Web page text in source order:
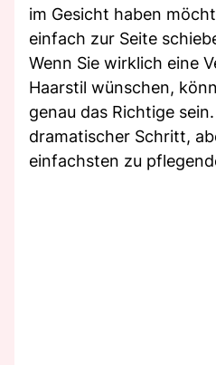
im Gesicht haben
einfach zur Seite
Wenn Sie wirklich eine
Haarstil wünschen,
genau das Richtige
dramatischer Schritt,
einfachsten zu